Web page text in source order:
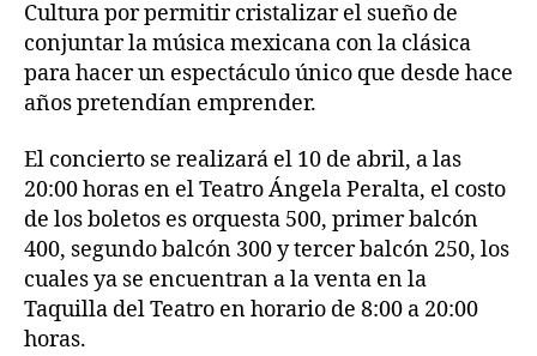
Cultura por permitir cristalizar el sueño de
conjuntar la música mexicana con la clásica
para hacer un espectáculo único que desde hace
años pretendían emprender.
El concierto se realizará el 10 de abril, a las
20:00 horas en el Teatro Ángela Peralta, el costo
de los boletos es orquesta 500, primer balcón
400, segundo balcón 300 y tercer balcón 250, los
cuales ya se encuentran a la venta en la
Taquilla del Teatro en horario de 8:00 a 20:00
horas.